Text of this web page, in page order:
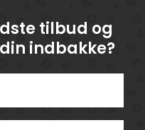
tilbud og
indbakke?